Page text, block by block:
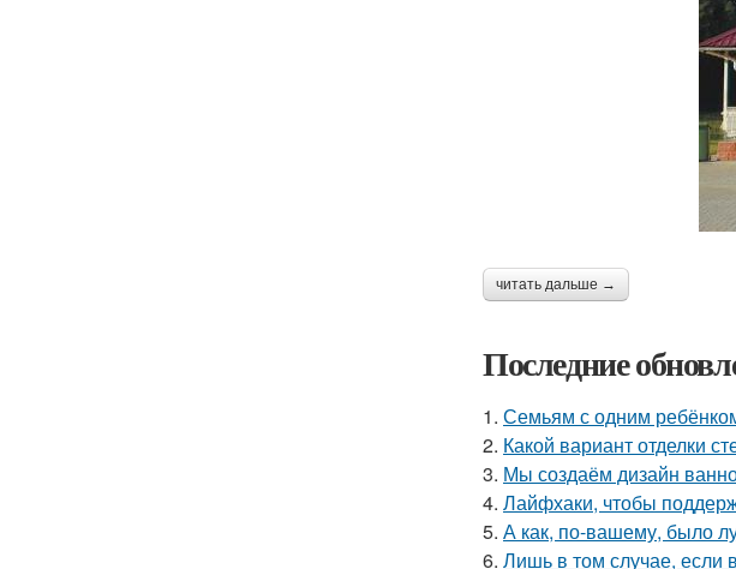
читать дальше →
Последние
1. Семьям с одним
2. Какой вариант отделки
3. Мы создаём дизайн
4. Лайфхаки, чтобы
5. А как, по-вашему, было
6. Лишь в том случае, если